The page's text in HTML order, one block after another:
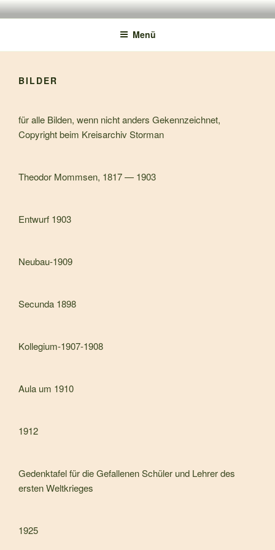
150 JAHRE TMS
Menü
BILDER
für alle Bilden, wenn nicht anders Gekennzeichnet,
Copyright beim Kreisarchiv Storman
Theodor Mommsen, 1817 — 1903
Entwurf 1903
Neubau-1909
Secunda 1898
Kollegium-1907-1908
Aula um 1910
1912
Gedenktafel für die Gefallenen Schüler und Lehrer des
ersten Weltkrieges
1925